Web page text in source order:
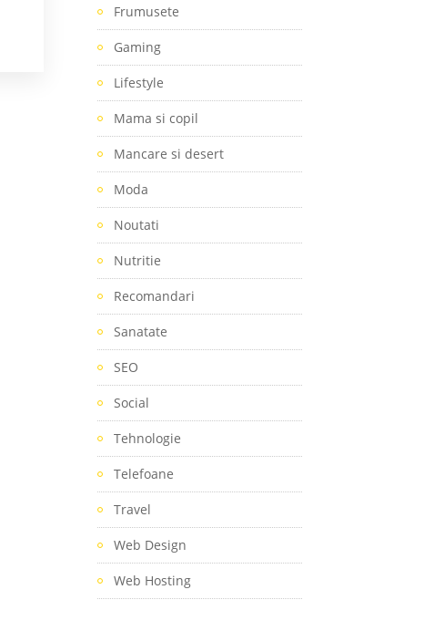
Frumusete
Gaming
Lifestyle
Mama si copil
Mancare si desert
Moda
Noutati
Nutritie
Recomandari
Sanatate
SEO
Social
Tehnologie
Telefoane
Travel
Web Design
Web Hosting